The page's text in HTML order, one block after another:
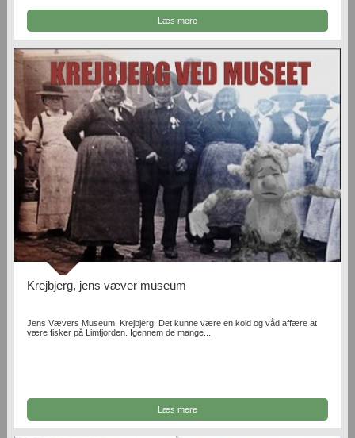
Læs mere
Krejbjerg, jens væver museum
Jens Vævers Museum, Krejbjerg. Det kunne være en kold og våd affære at
være fisker på Limfjorden. Igennem de mange...
Læs mere